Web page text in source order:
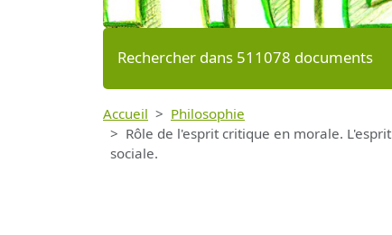
Rechercher dans 511078 documents
Accueil
Philosophie
Rôle de l'esprit critique en morale.
sociale.